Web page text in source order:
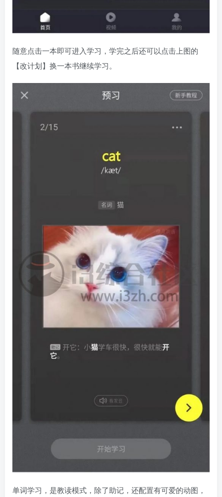
随意点击一本即可进入学习，学完之后还可以点击上图的
【改计划】换一本书继续学习。
单词学习，是教读模式，除了助记，还配置有可爱的动图，